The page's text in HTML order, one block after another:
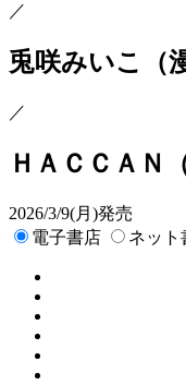
／
兎咲みいこ （
／
ＨＡＣＣＡＮ
2026/3/9(月)発売
電子書店
ネット